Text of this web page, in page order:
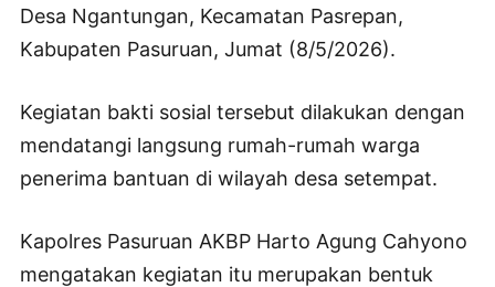
Desa Ngantungan, Kecamatan Pasrepan,
Kabupaten Pasuruan, Jumat (8/5/2026).
Kegiatan bakti sosial tersebut dilakukan dengan
mendatangi langsung rumah-rumah warga
penerima bantuan di wilayah desa setempat.
Kapolres Pasuruan AKBP Harto Agung Cahyono
mengatakan kegiatan itu merupakan bentuk